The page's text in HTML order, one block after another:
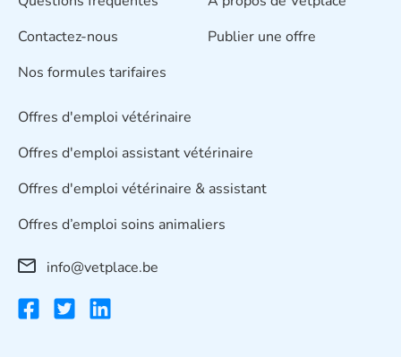
Contactez-nous
Nos formules tarifaires
Publier une offre
Offres d'emploi vétérinaire
Offres d'emploi assistant vétérinaire
Offres d'emploi vétérinaire & assistant
Offres d’emploi soins animaliers
info@vetplace.be